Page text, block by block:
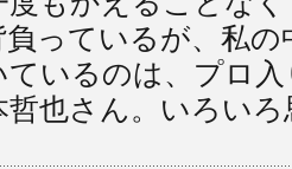
っているが、私
ているのは、プロ
哲也さん。いろい